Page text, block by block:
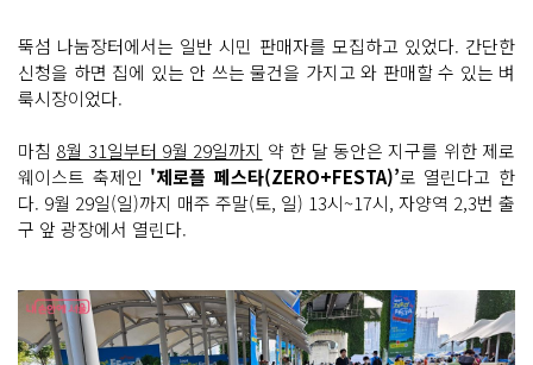
뚝섬 나눔장터에서는 일반 시민 판매자를 모집하고 있었다. 간단한
신청을 하면 집에 있는 안 쓰는 물건을 가지고 와 판매할 수 있는 벼
룩시장이었다.
마침 8월 31일부터 9월 29일까지 약 한 달 동안은 지구를 위한 제로
웨이스트 축제인 '제로플 페스타(ZERO+FESTA)’로 열린다고 한
다. 9월 29일(일)까지 매주 주말(토, 일) 13시~17시, 자양역 2,3번 출
구 앞 광장에서 열린다.